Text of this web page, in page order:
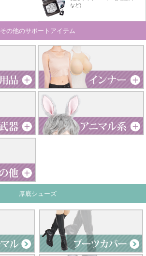
など)
その他のサポートアイテム
厚底シューズ